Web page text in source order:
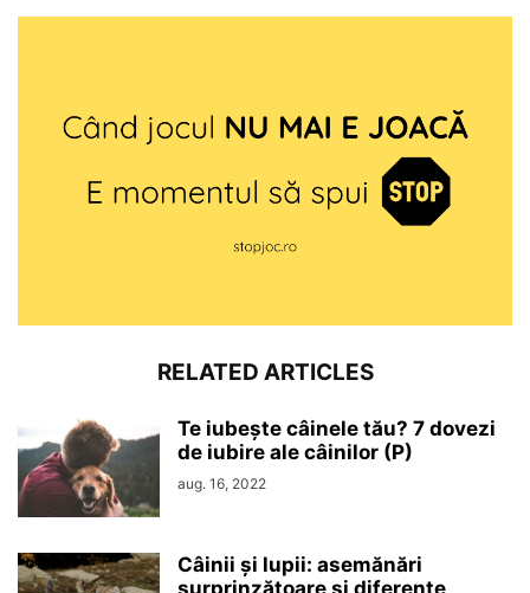
RELATED ARTICLES
Te iubește câinele tău? 7 dovezi
de iubire ale câinilor (P)
aug. 16, 2022
Câinii și lupii: asemănări